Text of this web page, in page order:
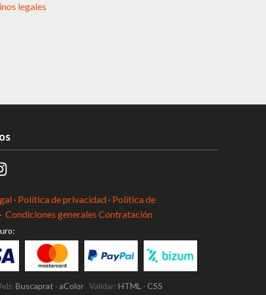
legales
· Política de privacidad · Política de
Condiciones generales Contratación
Buscaprat ·aColor Validar:HTML ·CSS